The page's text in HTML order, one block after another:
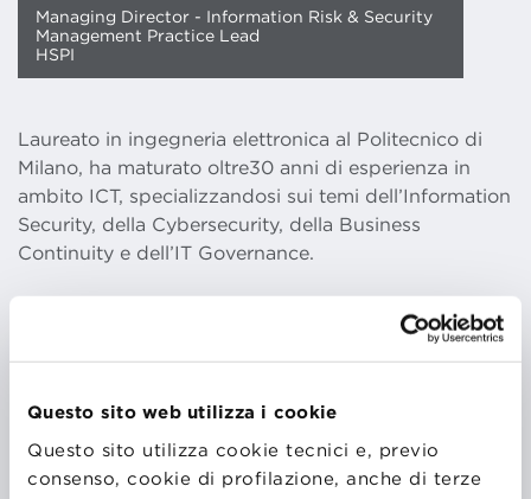
Questo sito web utilizza i cookie
Questo sito utilizza cookie tecnici e, previo
consenso, cookie di profilazione, anche di terze
Managing Director - Information Risk & Security
Management Practice Lead
HSPI
Laureato in ingegneria elettronica al Politecnico di
Milano, ha maturato oltre30 anni di esperienza in
ambito ICT, specializzandosi sui temi dell’Information
Security, della Cybersecurity, della Business
Continuity e dell’IT Governance.
Docente accreditato sui temi della sicurezza delle
informazioni e della continuità operativa, collabora o
Università tra cui: ISACA, Disaster Recovery Institute,
CEFRIEL, LUISS Business School, Bologna Business
School, Università Tor Vergata, Università di Padova,